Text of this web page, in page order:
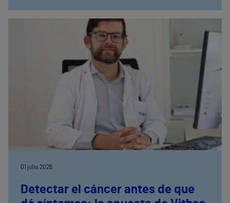
01 julio 2026
Detectar el cáncer antes de que